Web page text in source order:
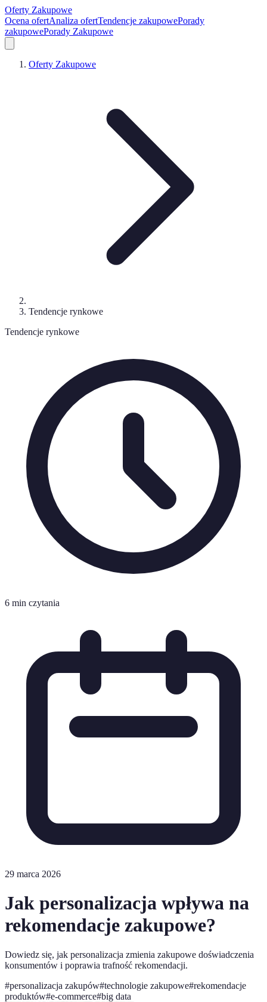
Oferty Zakupowe
Ocena ofertAnaliza ofertTendencje zakupowePorady
zakupowePorady Zakupowe
Oferty Zakupowe
Tendencje rynkowe
Tendencje rynkowe
6 min czytania
29 marca 2026
Jak personalizacja wpływa na
rekomendacje zakupowe?
Dowiedz się, jak personalizacja zmienia zakupowe doświadczenia
konsumentów i poprawia trafność rekomendacji.
#personalizacja zakupów#technologie zakupowe#rekomendacje
produktów#e-commerce#big data